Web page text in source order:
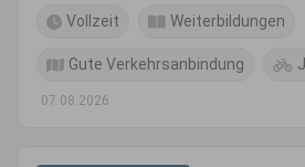
Vollzeit Weiterbildungen
Gute Verkehrsanbindung
07.08.2026